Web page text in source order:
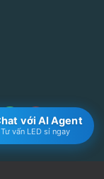
với AI Agent
Tư vấn LED sỉ ngay